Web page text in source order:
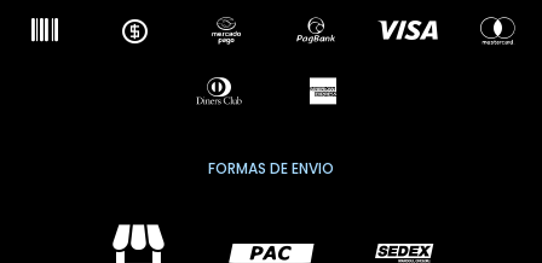
FORMAS DE ENVIO